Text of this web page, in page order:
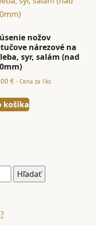
nožov
nárezové na
syr, salám (nad
€ - Cena za 1ks
košíka